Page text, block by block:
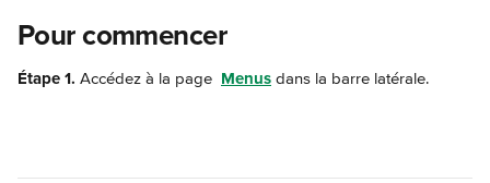
Pour commencer
Étape 1. Accédez à la page Menus dans la barre latérale.